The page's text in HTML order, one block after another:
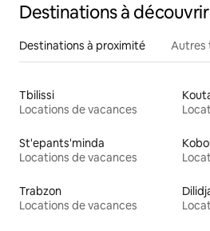
Destinations à découvrir
Destinations à proximité Autres
Tbilissi
Locations de vacances
St'epants'minda
Locations de vacances
Trabzon
Locations de vacances